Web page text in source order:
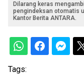
Dilarang keras
pengindeksan otomatis
Kantor Berita ANTARA.
Tags: